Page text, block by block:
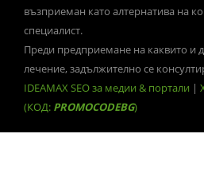
възприеман като алтернатива на
специалист.
Преди предприемане на каквито и
лечение, задължително се
IDEAMAX SEO за медии & портали |
(КОД: PROMOCODEBG)